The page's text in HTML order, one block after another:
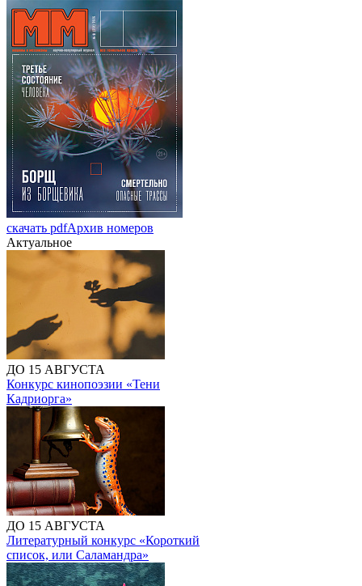
скачать pdfАрхив номеров
Актуальное
ДО 15 АВГУСТА
Конкурс кинопоэзии «Тени
Кадриорга»
ДО 15 АВГУСТА
Литературный конкурс «Короткий
список, или Саламандра»